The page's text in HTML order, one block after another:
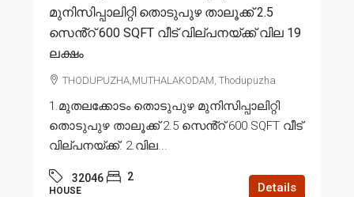
മുനിസിപ്പാലിറ്റി തൊടുപുഴ താലൂക്ക് 2.5
സെൻ്റ് 600 SQFT വീട് വില്പനയ്ക്ക് വില 19
ലക്ഷം
THODUPUZHA,MUTHALAKODAM, Thodupuzha
1.മുതലക്കോടം തൊടുപുഴ മുനിസിപ്പാലിറ്റി
തൊടുപുഴ താലൂക്ക് 2.5 സെൻ്റ് 600 SQFT വീട്
വില്പനയ്ക്ക്. 2.വില...
32046 2
HOUSE Details